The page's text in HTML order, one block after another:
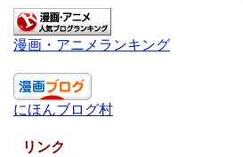
漫画・アニメランキング
にほんブログ村
リンク